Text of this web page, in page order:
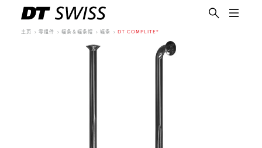
主页 零组件 辐条＆辐条帽 辐条 DT COMPLITE®